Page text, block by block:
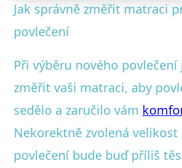
Jak Změřit Matraci
Povlečení:
Krokem
18. 6. 2025· 4 min čtení · Autor:
Jak správně změřit matraci
povlečení
Při výběru nového
změřit vaši matraci, aby
sedělo a zaručilo vám
Nekorektně zvolená velikost
povlečení bude buď příliš